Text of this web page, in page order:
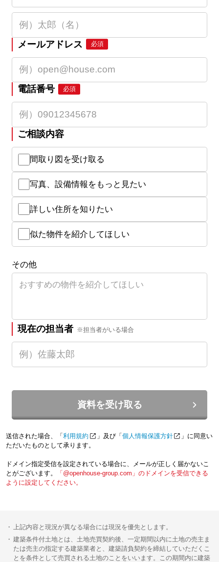
メールアドレス 必須
電話番号 必須
ご相談内容
間取り図を受け取る
写真、設備情報をもっと見たい
詳しい住所を知りたい
似た物件を紹介してほしい
その他
現在の担当者 ※担当者がいる場合
資料を受け取る
送信された場合、「 利用規約 」及び「 個人情報保護方針
」に同意い
ただいたものとして承ります。
ドメイン指定受信を設定されている場合に、メールが正しく届かないこ
とがございます。
「@openhouse-group.com」のドメインを受信できる
ように設定してください。
上記内容と現況が異なる場合には現況を優先とします。
建築条件付土地とは、土地売買契約後、一定期間以内に土地の売主ま
たは売主の指定する建築業者と、建築請負契約を締結していただくこ
とを条件として売買される土地のことをいいます。この期間内に建築